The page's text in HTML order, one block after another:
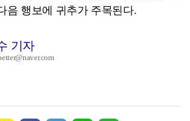
음 행보에 귀추가 주목된다.
기자